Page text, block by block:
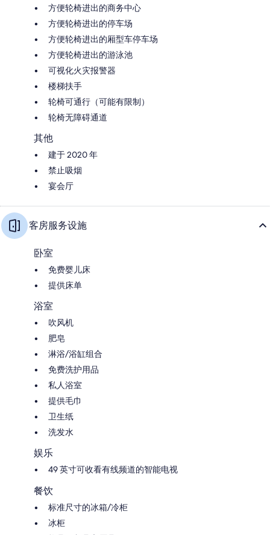
方便轮椅进出的商务中心
方便轮椅进出的停车场
方便轮椅进出的厢型车停车场
方便轮椅进出的游泳池
可视化火灾报警器
楼梯扶手
轮椅可通行（可能有限制）
轮椅无障碍通道
其他
建于 2020 年
禁止吸烟
宴会厅
客房服务设施
卧室
免费婴儿床
提供床单
浴室
吹风机
肥皂
淋浴/浴缸组合
免费洗护用品
私人浴室
提供毛巾
卫生纸
洗发水
娱乐
49 英寸可收看有线频道的智能电视
餐饮
标准尺寸的冰箱/冷柜
冰柜